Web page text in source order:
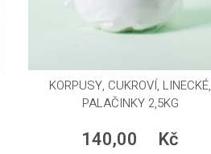
KORPUSY, CUKROVÍ, LINECKÉ,
PALAČINKY 2,5KG
140,00 Kč